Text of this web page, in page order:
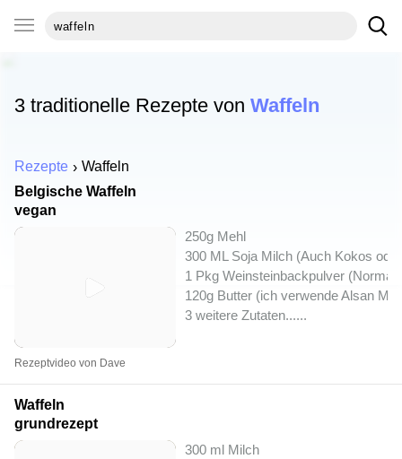
3 traditionelle Rezepte von Waffeln
Rezepte
Waffeln
Belgische Waffeln
vegan
250g Mehl
300 ML Soja Milch (Auch Kokos
1 Pkg Weinsteinbackpulver
120g Butter (ich verwende Alsan
3 weitere Zutaten......
Rezeptvideo von Dave
Waffeln
grundrezept
300 ml Milch